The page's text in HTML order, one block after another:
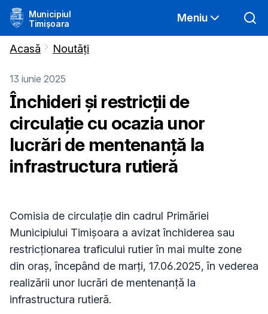
Municipiul
Timișoara
Meniu
Acasă Noutăți
13 iunie 2025
Închideri și restricții de
circulație cu ocazia unor
lucrări de mentenanță la
infrastructura rutieră
Comisia de circulație din cadrul Primăriei
Municipiului Timișoara a avizat închiderea sau
restricționarea traficului rutier în mai multe zone
din oraș, începând de marți, 17.06.2025, în vederea
realizării unor lucrări de mentenanță la
infrastructura rutieră.